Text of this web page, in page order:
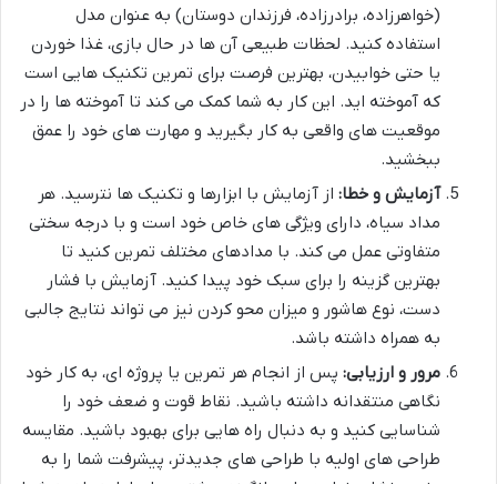
(خواهرزاده، برادرزاده، فرزندان دوستان) به عنوان مدل
استفاده کنید. لحظات طبیعی آن ها در حال بازی، غذا خوردن
یا حتی خوابیدن، بهترین فرصت برای تمرین تکنیک هایی است
که آموخته اید. این کار به شما کمک می کند تا آموخته ها را در
موقعیت های واقعی به کار بگیرید و مهارت های خود را عمق
ببخشید.
آزمایش و خطا: از آزمایش با ابزارها و تکنیک ها نترسید. هر
مداد سیاه، دارای ویژگی های خاص خود است و با درجه سختی
متفاوتی عمل می کند. با مدادهای مختلف تمرین کنید تا
بهترین گزینه را برای سبک خود پیدا کنید. آزمایش با فشار
دست، نوع هاشور و میزان محو کردن نیز می تواند نتایج جالبی
به همراه داشته باشد.
مرور و ارزیابی: پس از انجام هر تمرین یا پروژه ای، به کار خود
نگاهی منتقدانه داشته باشید. نقاط قوت و ضعف خود را
شناسایی کنید و به دنبال راه هایی برای بهبود باشید. مقایسه
طراحی های اولیه با طراحی های جدیدتر، پیشرفت شما را به